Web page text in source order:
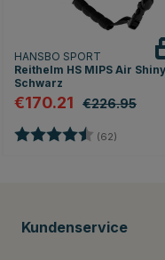
HANSBO SPORT
Reithelm HS MIPS Air Shiny
Schwarz
€170.21 €226.95
Bewertung: (62) 4.8 von
Kundenservice